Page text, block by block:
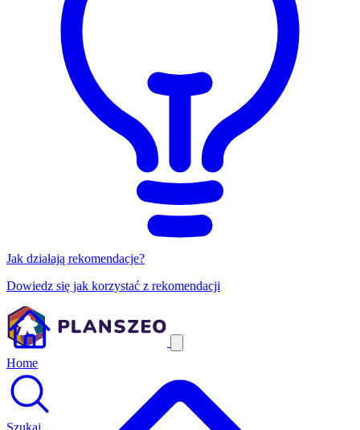
Jak działają rekomendacje?
Dowiedz się jak korzystać z rekomendacji
Home
Szukaj